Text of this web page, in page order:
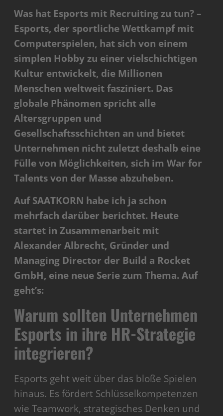
Was hat Esports mit Recruiting zu tun? –
Esports, der sportliche Wettkampf mit
Computerspielen, hat sich von einem
simplen Hobby zu einer vielschichtigen
Kultur entwickelt, die Millionen
Menschen weltweit fasziniert. Das
globale Phänomen spricht alle
Altersgruppen und
Gesellschaftsschichten an und bietet
Unternehmen nicht zuletzt deshalb eine
Fülle von Möglichkeiten, sich im War for
Talents von der Masse abzuheben.
Auf SAATKORN habe ich ja schon
mehrfach darüber berichtet. Heute
startet in Zusammenarbeit mit
Alexander Albrecht, Gründer und
Managing Director der Build a Rocket
GmbH, eine neue Serie zum Thema. Auf
geht’s:
Warum sollten Unternehmen
Esports in ihre HR-Strategie
integrieren?
Esports geht weit über das bloße Spielen
hinaus. Es fördert Schlüsselkompetenzen
wie Teamwork, strategisches Denken und